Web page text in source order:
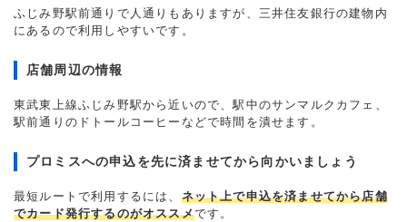
ふじみ野駅前通りで人通りもありますが、三井住友銀行の建物内
にあるので利用しやすいです。
店舗周辺の情報
東武東上線ふじみ野駅から近いので、駅中のサンマルクカフェ、
駅前通りのドトールコーヒーなどで時間を潰せます。
プロミスへの申込を先に済ませてから向かいましょう
最短ルートで利用するには、 ネット上で申込を済ませてから店舗
でカード発行するのがオススメです。